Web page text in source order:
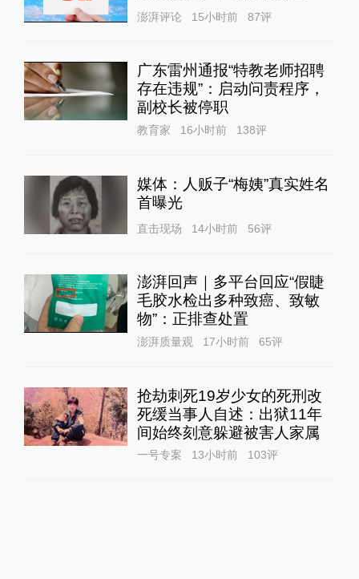
澎湃评论 15小时前 87评
广东雷州通报“特教老师招聘
存在违规”：启动问责程序，
副校长被停职
教育家 16小时前 138评
媒体：人贩子“梅姨”真实姓名
首曝光
直击现场 14小时前 56评
澎湃回声｜多平台回应“假睫
毛胶水检出多种致癌、致敏
物”：正排查处置
澎湃质量观 17小时前 65评
抢劫刺死19岁少女的死刑改
死缓当事人自述：出狱11年
间始终刻意躲避被害人家属
一号专案 13小时前 103评